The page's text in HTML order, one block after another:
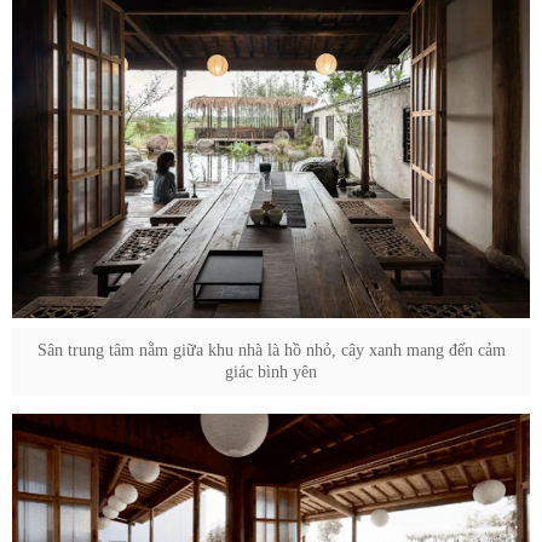
Sân trung tâm nằm giữa khu nhà là hồ nhỏ, cây xanh mang đến cảm
giác bình yên